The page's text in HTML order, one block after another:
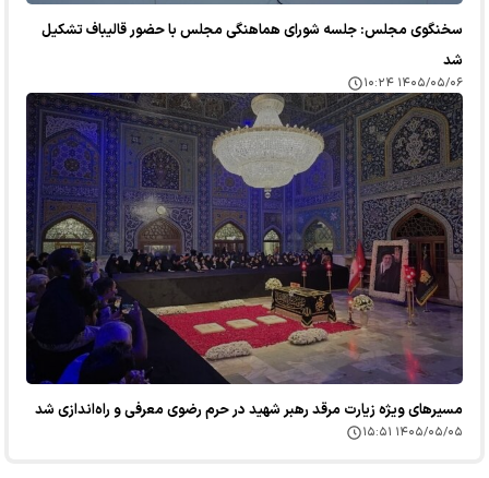
سخنگوی مجلس: جلسه شورای هماهنگی مجلس با حضور قالیباف تشکیل
شد
۱۴۰۵/۰۵/۰۶ ۱۰:۲۴
مسیرهای ویژه زیارت مرقد رهبر شهید در حرم رضوی معرفی و راه‌اندازی شد
۱۴۰۵/۰۵/۰۵ ۱۵:۵۱